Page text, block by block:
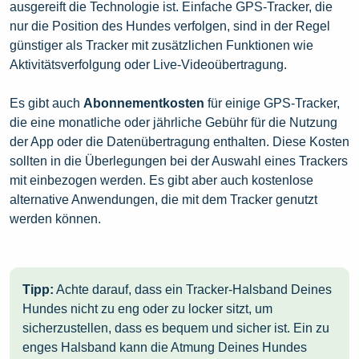
ausgereift die Technologie ist. Einfache GPS-Tracker, die
nur die Position des Hundes verfolgen, sind in der Regel
günstiger als Tracker mit zusätzlichen Funktionen wie
Aktivitätsverfolgung oder Live-Videoübertragung.
Es gibt auch Abonnementkosten für einige GPS-Tracker,
die eine monatliche oder jährliche Gebühr für die Nutzung
der App oder die Datenübertragung enthalten. Diese Kosten
sollten in die Überlegungen bei der Auswahl eines Trackers
mit einbezogen werden. Es gibt aber auch kostenlose
alternative Anwendungen, die mit dem Tracker genutzt
werden können.
Tipp: Achte darauf, dass ein Tracker-Halsband Deines
Hundes nicht zu eng oder zu locker sitzt, um
sicherzustellen, dass es bequem und sicher ist. Ein zu
enges Halsband kann die Atmung Deines Hundes